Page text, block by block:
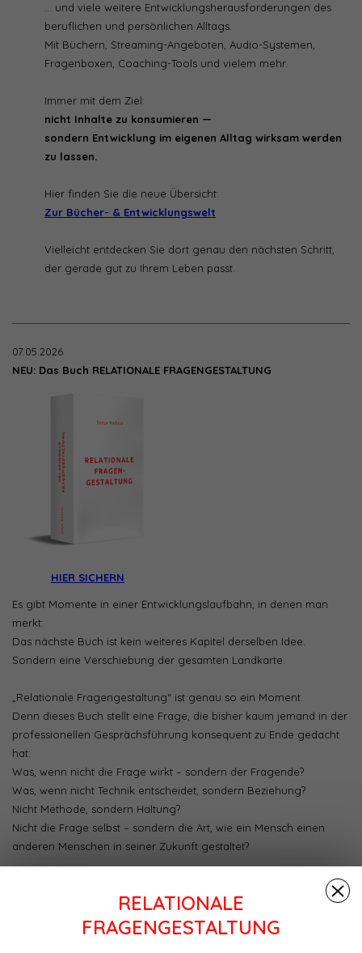
RELATIONALE
FRAGENGESTALTUNG
… und viele weitere Entwicklungsherausforderungen des
beruflichen und persönlichen Alltags.
Mit Büchern, Streaming-Angeboten, Audio-Systemen,
Fragenboxen, Coaching-Tools und vielem mehr.
Immer mit dem Ziel:
nicht Inhalte zu konsumieren —
sondern Entwicklung im eigenen Alltag wirksam werden
zu lassen.
Hier finden Sie die neue Übersicht:
Zur Bücher- & Entwicklungswelt
Vielleicht entdecken Sie dort genau den nächsten Schritt,
der gerade gut zu Ihrem Leben passt.
07.05.2026
NEU: Das Buch RELATIONALE FRAGENGESTALTUNG
HIER SICHERN
Es gibt Momente in einer Entwicklungslaufbahn, in denen man
merkt:
Das nächste Buch ist kein weiteres Kapitel derselben Idee.
Sondern eine Verschiebung der gesamten Landkarte.
„Relationale Fragengestaltung“ ist genau so ein Moment.
Denn dieses Buch stellt eine Frage, die bisher kaum jemand in der
professionellen Gesprächsführung konsequent zu Ende gedacht
hat:
Was, wenn nicht die Frage wirkt – sondern der Fragende?
Was, wenn nicht Technik entscheidet, sondern Beziehung?
Nicht Methode, sondern Haltung?
Nicht die Frage selbst – sondern die Art, wie ein Mensch einen
anderen Menschen in seiner Zukunft gestaltet?
Nicht Fragen gestalten Zukunft.
Sondern Menschen gestalten Menschen IN ihrer gewünschten